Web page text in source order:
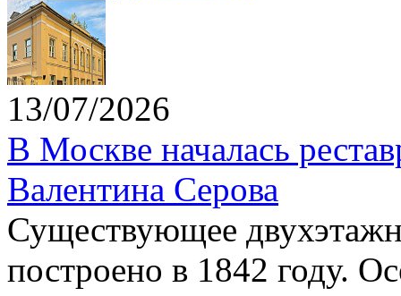
13/07/2026
В Москве началась
Валентина Серова
Существующее
построено в 1842 году.